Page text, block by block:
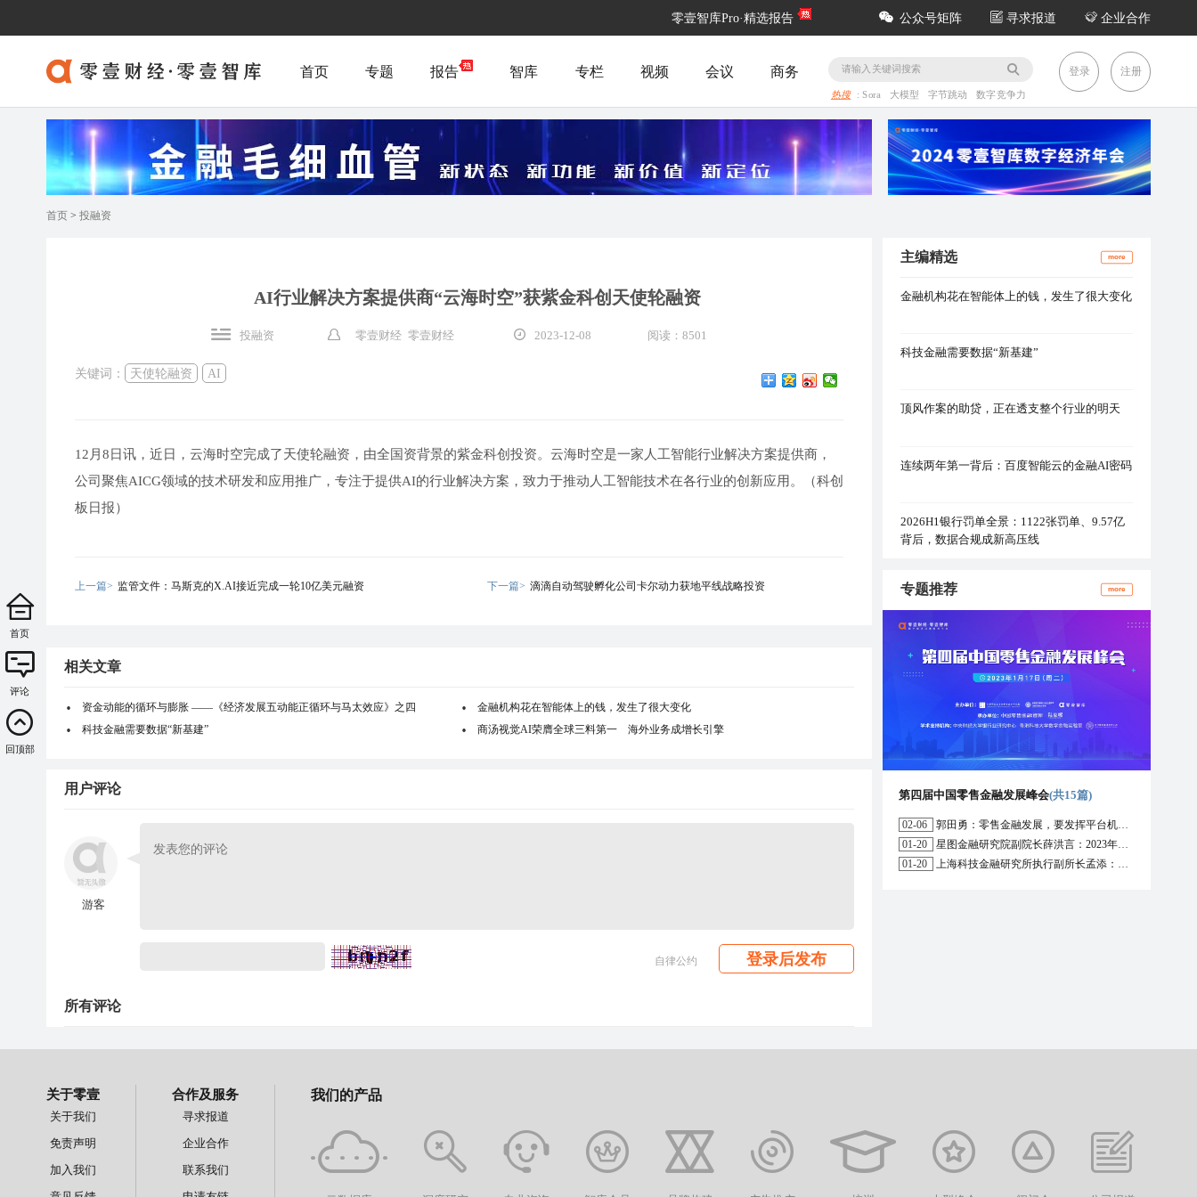
零壹智库Pro·精选报告 公众号矩阵 寻求报道 企业合作
首页 专题 报告 智库 专栏 视频 会议 商务
热搜 :Sora 大模型 字节跳动 数字竞争力
登录 注册
首页 > 投融资
AI行业解决方案提供商“云海时空”获紫金科创天使轮融资
投融资 零壹财经 零壹财经 2023-12-08 阅读：8501
关键词： 天使轮融资 AI
12月8日讯，近日，云海时空完成了天使轮融资，由全国资背景的紫金科创投资。云海时空是一家人工智能行业解决方案提供商，
公司聚焦AICG领域的技术研发和应用推广，专注于提供AI的行业解决方案，致力于推动人工智能技术在各行业的创新应用。（科创
板日报）
上一篇> 监管文件：马斯克的X.AI接近完成一轮10亿美元融资 下一篇> 滴滴自动驾驶孵化公司卡尔动力获地平线战略投资
相关文章
资金动能的循环与膨胀 ——《经济发展五动能正循环与马太效应》之四
金融机构花在智能体上的钱，发生了很大变化
科技金融需要数据“新基建”
商汤视觉AI荣膺全球三料第一 海外业务成增长引擎
用户评论
游客
自律公约 登录后发布
所有评论
主编精选 more
金融机构花在智能体上的钱，发生了很大变化
科技金融需要数据“新基建”
顶风作案的助贷，正在透支整个行业的明天
连续两年第一背后：百度智能云的金融AI密码
2026H1银行罚单全景：1122张罚单、9.57亿
背后，数据合规成新高压线
专题推荐 more
第四届中国零售金融发展峰会(共15篇)
02-06
郭田勇：零售金融发展，要发挥平台机构的作用
01-20
星图金融研究院副院长薛洪言：2023年消费信贷或迎来新起点
01-20
上海科技金融研究所执行副所长孟添：开放银行与嵌入式金融为数字普惠金融带来更大发展空间
首页
评论
回顶部
关于零壹
关于我们
免责声明
加入我们
合作及服务
寻求报道
企业合作
联系我们
我们的产品